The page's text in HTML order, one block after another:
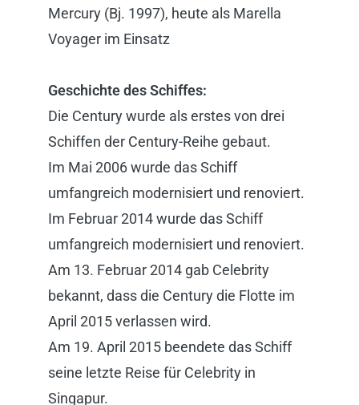
Mercury (Bj. 1997), heute als Marella
Voyager im Einsatz
Geschichte des Schiffes:
Die Century wurde als erstes von drei
Schiffen der Century-Reihe gebaut.
Im Mai 2006 wurde das Schiff
umfangreich modernisiert und renoviert.
Im Februar 2014 wurde das Schiff
umfangreich modernisiert und renoviert.
Am 13. Februar 2014 gab Celebrity
bekannt, dass die Century die Flotte im
April 2015 verlassen wird.
Am 19. April 2015 beendete das Schiff
seine letzte Reise für Celebrity in
Singapur.